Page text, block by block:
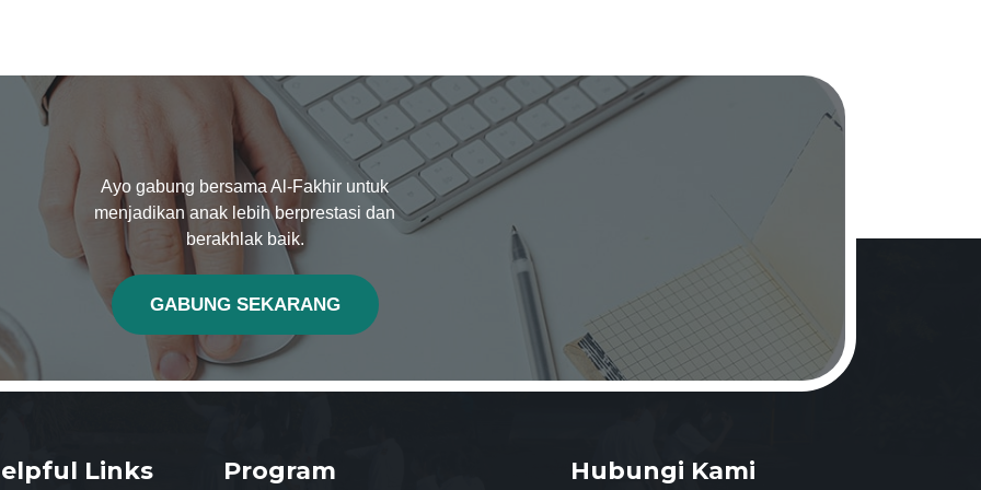
Ayo gabung bersama Al-Fakhir untuk
menjadikan anak lebih berprestasi dan
berakhlak baik.
GABUNG SEKARANG
Links Program Hubungi Kami